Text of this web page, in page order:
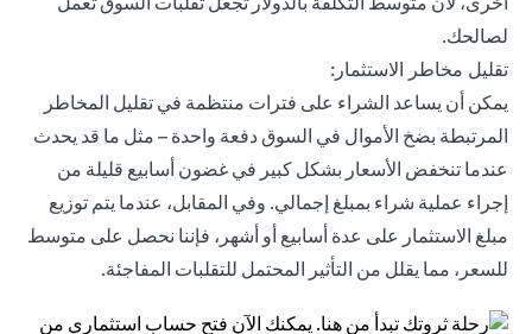
لصالحك.
تقليل مخاطر الاستثمار:
يمكن أن يساعد الشراء على فترات منتظمة في تقليل المخاطر
المرتبطة بضخ الأموال في السوق دفعة واحدة – مثل ما قد يحدث
عندما تنخفض الأسعار بشكل كبير في غضون أسابيع قليلة من
إجراء عملية شراء بمبلغ إجمالي. وفي المقابل، عندما يتم توزيع
مبلغ الاستثمار على عدة أسابيع أو أشهر، فإننا نحصل على متوسط ​​
للسعر، مما يقلل من التأثير المحتمل للتقلبات المفاجئة.